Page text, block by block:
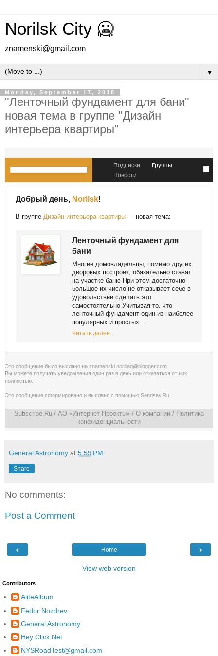
Norilsk City 🥶
znamenski@gmail.com
▼
Monday, September 17, 2018
"Ленточный фундамент для бани"
новая тема в группе "Дизайн
интерьера квартиры"
Подписки
Группы
Новости
Добрый день, Norilsk!
В группе Дизайн интерьера квартиры — новая тема:
Ленточный фундамент для
бани
Многие домовладельцы, помимо других
дворовых построек, обязательно ставят
на участке баню При этом достаточно
большое их число не отказывает себе в
удовольствии сделать это
самостоятельно Учитывая то, что
ленточный фундамент один из наиболее
популярных и простых...
Читать далее...
Это сообщение было выслано на znamenski.norillag@blogger.com
Вы можете получать уведомления один раз в день или отказаться от них
полностью
Это сообщение сформировано и выслано с помощью Sendsay.Ru
Subscribe.Ru / АО «Интернет-Проекты» / О компании / Политика
конфиденциальности
General Astronomy at 5:59 PM
Share
No comments:
Post a Comment
‹ ›
Home
View web version
Contributors
AliteAlbum
Fedor Nozdrev
General Astronomy
Hey Click Net
NYSRoadTest@gmail.com